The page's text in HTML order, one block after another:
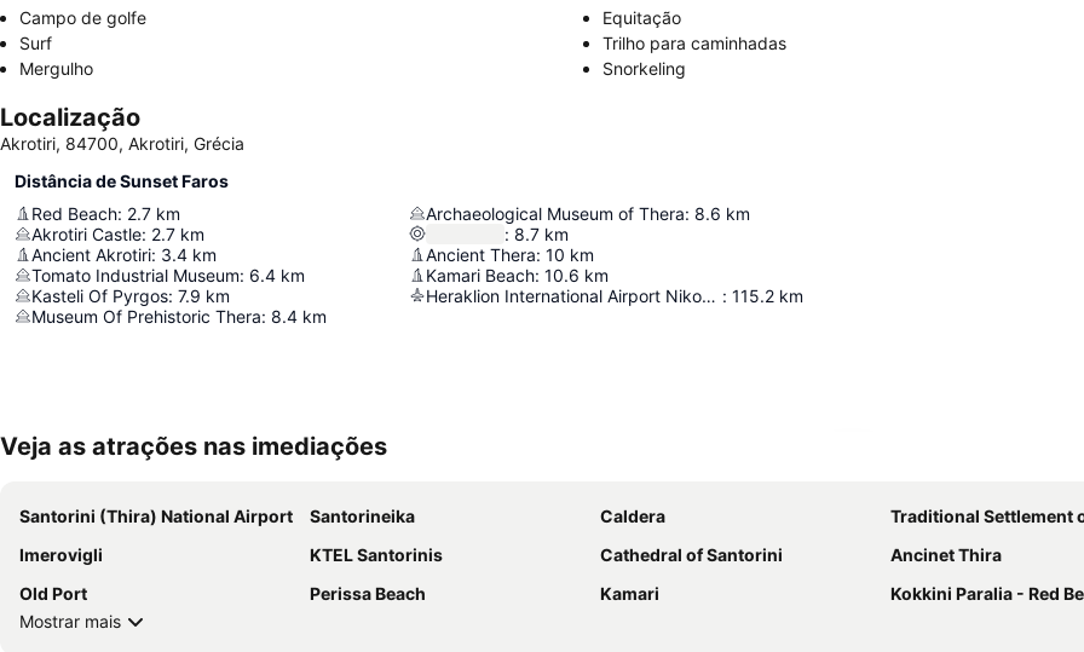
Campo de golfe
Equitação
Surf
Trilho para caminhadas
Mergulho
Snorkeling
Localização
Akrotiri, 84700, Akrotiri, Grécia
Distância de Sunset Faros
Red Beach: 2.7 km
Akrotiri Castle: 2.7 km
Ancient Akrotiri: 3.4 km
Tomato Industrial Museum: 6.4 km
Kasteli Of Pyrgos: 7.9 km
Museum Of Prehistoric Thera: 8.4 km
Archaeological Museum of Thera: 8.6 km
: 8.7 km
Ancient Thera: 10 km
Kamari Beach: 10.6 km
Heraklion International Airport Nikos Kazantzakis : 115.2 km
Veja as atrações nas imediações
Santorini (Thira) National Airport Santorineika Caldera
Traditional Settlement
Imerovigli
KTEL Santorinis Cathedral of Santorini
Ancinet Thira
Old Port
Perissa Beach Kamari
Kokkini Paralia - Red
Mostrar mais